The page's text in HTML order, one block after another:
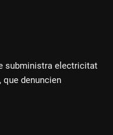
subministra electricitat
que denuncien